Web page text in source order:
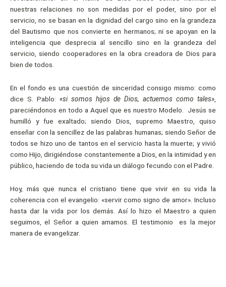
nuestras relaciones no son medidas por el poder, sino por el
servicio, no se basan en la dignidad del cargo sino en la grandeza
del Bautismo que nos convierte en hermanos; ni se apoyan en la
inteligencia que desprecia al sencillo sino en la grandeza del
servicio, siendo cooperadores en la obra creadora de Dios para
bien de todos.
En el fondo es una cuestión de sinceridad consigo mismo: como
dice S. Pablo: «si somos hijos de Dios, actuemos como tales»
pareciéndonos en todo a Aquel que es nuestro Modelo. Jesús se
humilló y fue exaltado; siendo Dios, supremo Maestro, quiso
enseñar con la sencillez de las palabras humanas; siendo Señor de
todos se hizo uno de tantos en el servicio hasta la muerte; y vivió
como Hijo, dirigiéndose constantemente a Dios, en la intimidad y en
público, haciendo de toda su vida un diálogo fecundo con el Padre.
Hoy, más que nunca el cristiano tiene que vivir en su vida la
coherencia con el evangelio: «servir como signo de amor». Incluso
hasta dar la vida por los demás. Así lo hizo el Maestro a quien
seguimos, el Señor a quien amamos. El testimonio es la mejor
manera de evangelizar.